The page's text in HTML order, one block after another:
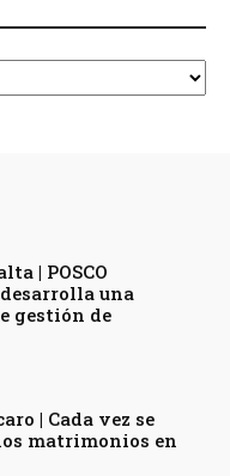
| POSCO
una
gestión de
| Cada vez se
matrimonios en